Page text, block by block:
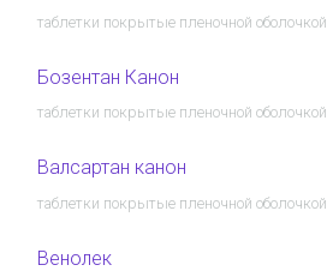
таблетки покрытые пленочной оболочкой
Бозентан Канон
таблетки покрытые пленочной оболочкой
Валсартан канон
таблетки покрытые пленочной оболочкой
Венолек